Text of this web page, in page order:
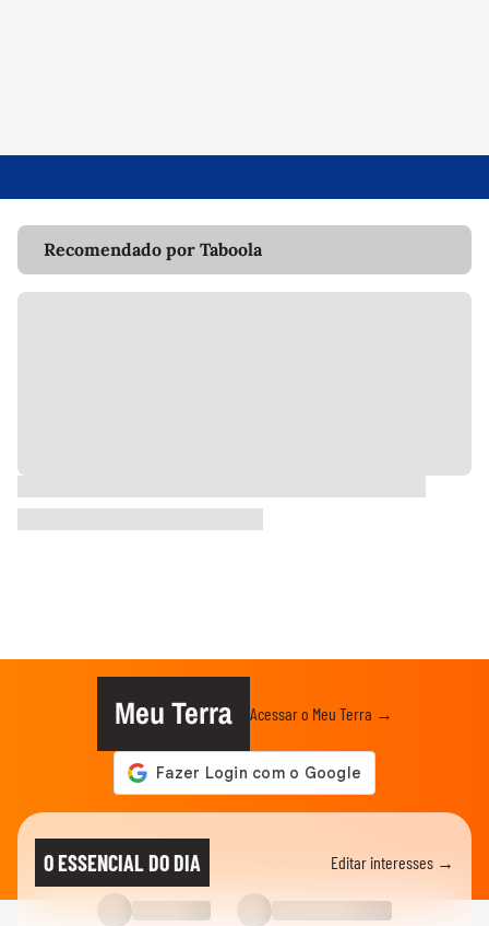
Recomendado por Taboola
Meu Terra Acessar o Meu Terra →
O ESSENCIAL DO DIA Editar interesses →